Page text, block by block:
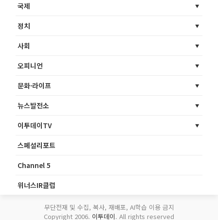
국제
정치
사회
오피니언
문화·라이프
뉴스발전소
이투데이TV
스페셜리포트
Channel 5
위너스IR클럽
무단전재 및 수집, 복사, 재배포, AI학습 이용 금지
Copyright 2006. 이투데이. All rights reserved